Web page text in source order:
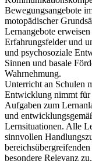
Bewegungsangebote
motopädischer
Lernangebote
Erfahrungsfelder und
und psychosoziale
Sinnen und basale
Wahrnehmung.
Unterricht an Schulen
Entwicklung nimmt für
Aufgaben zum
und
Lernsituationen. Alle
sinnvollen
besondere Relevanz zu.